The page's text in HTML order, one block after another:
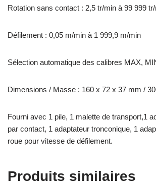
Rotation sans contact : 2,5 tr/min à 99 999
Défilement : 0,05 m/min à 1 999,9 m/min
Sélection automatique des calibres MAX,
Dimensions / Masse : 160 x 72 x 37 mm /
Fourni avec 1 pile, 1 malette de transport,1
par contact, 1 adaptateur tronconique, 1
roue pour vitesse de défilement.
Produits similaires